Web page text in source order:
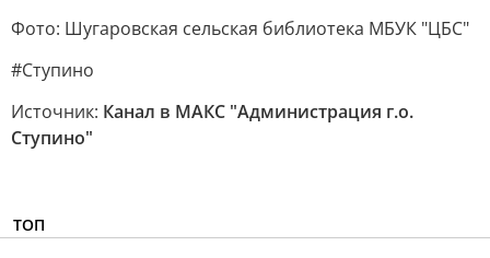
Фото: Шугаровская сельская библиотека МБУК "ЦБС"
#Ступино
Источник: Канал в МАКС "Администрация г.о.
Ступино"
ТОП